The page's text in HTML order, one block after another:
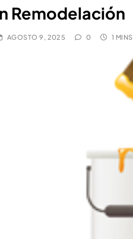
Remodelación
AGOSTO 9, 2025 0 1 MINS